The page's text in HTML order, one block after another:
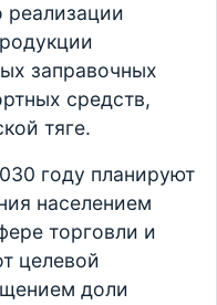
реализации
заправочных
средств,
тяге.
году планируют
населением
торговли и
целевой
доли